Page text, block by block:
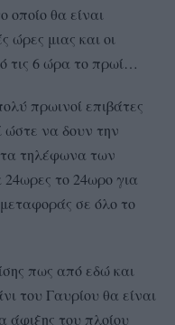
οποίο θα είναι
ώρες μιας και οι
τις 6 ώρα το πρωί…
πρωινοί επιβάτες
ώστε να δουν την
τηλέφωνα των
24ωρες το 24ωρο για
σε όλο το
πως από εδώ και
του Γαυρίου θα είναι
του πλοίου